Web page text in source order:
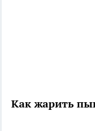
Как жарить